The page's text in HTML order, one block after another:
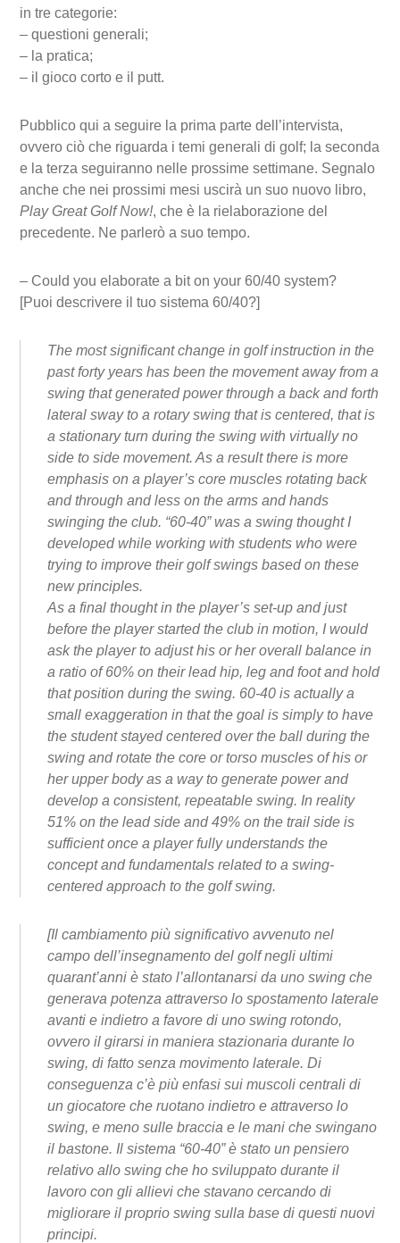
in tre categorie:
– questioni generali;
– la pratica;
– il gioco corto e il putt.
Pubblico qui a seguire la prima parte dell’intervista,
ovvero ciò che riguarda i temi generali di golf; la seconda
e la terza seguiranno nelle prossime settimane. Segnalo
anche che nei prossimi mesi uscirà un suo nuovo libro,
Play Great Golf Now!, che è la rielaborazione del
precedente. Ne parlerò a suo tempo.
– Could you elaborate a bit on your 60/40 system?
[Puoi descrivere il tuo sistema 60/40?]
The most significant change in golf instruction in the
past forty years has been the movement away from a
swing that generated power through a back and forth
lateral sway to a rotary swing that is centered, that is
a stationary turn during the swing with virtually no
side to side movement. As a result there is more
emphasis on a player’s core muscles rotating back
and through and less on the arms and hands
swinging the club. “60-40” was a swing thought I
developed while working with students who were
trying to improve their golf swings based on these
new principles.
As a final thought in the player’s set-up and just
before the player started the club in motion, I would
ask the player to adjust his or her overall balance in
a ratio of 60% on their lead hip, leg and foot and hold
that position during the swing. 60-40 is actually a
small exaggeration in that the goal is simply to have
the student stayed centered over the ball during the
swing and rotate the core or torso muscles of his or
her upper body as a way to generate power and
develop a consistent, repeatable swing. In reality
51% on the lead side and 49% on the trail side is
sufficient once a player fully understands the
concept and fundamentals related to a swing-
centered approach to the golf swing.
[Il cambiamento più significativo avvenuto nel
campo dell’insegnamento del golf negli ultimi
quarant’anni è stato l’allontanarsi da uno swing che
generava potenza attraverso lo spostamento laterale
avanti e indietro a favore di uno swing rotondo,
ovvero il girarsi in maniera stazionaria durante lo
swing, di fatto senza movimento laterale. Di
conseguenza c’è più enfasi sui muscoli centrali di
un giocatore che ruotano indietro e attraverso lo
swing, e meno sulle braccia e le mani che swingano
il bastone. Il sistema “60-40” è stato un pensiero
relativo allo swing che ho sviluppato durante il
lavoro con gli allievi che stavano cercando di
migliorare il proprio swing sulla base di questi nuovi
principi.